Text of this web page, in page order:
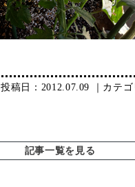
投稿日：2012.07.09 ｜カテ
記事一覧を見る